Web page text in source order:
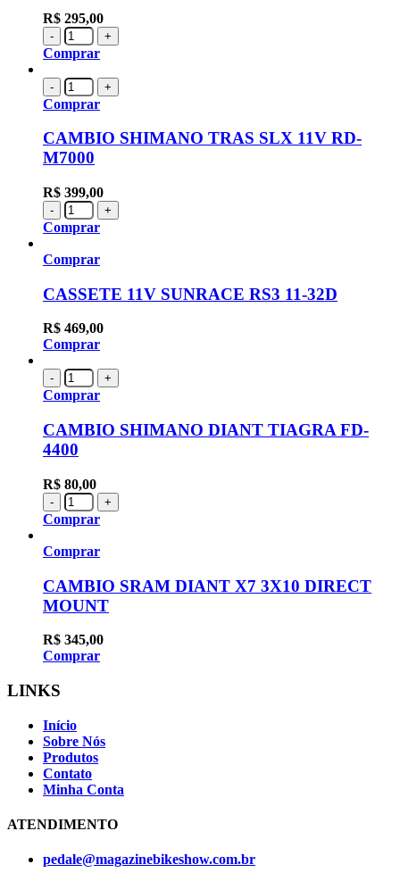
R$ 295,00
- +
Comprar
- +
Comprar
CAMBIO SHIMANO TRAS SLX 11V RD-
M7000
R$ 399,00
- +
Comprar
Comprar
CASSETE 11V SUNRACE RS3 11-32D
R$ 469,00
Comprar
- +
Comprar
CAMBIO SHIMANO DIANT TIAGRA FD-
4400
R$ 80,00
- +
Comprar
Comprar
CAMBIO SRAM DIANT X7 3X10 DIRECT
MOUNT
R$ 345,00
Comprar
LINKS
Início
Sobre Nós
Produtos
Contato
Minha Conta
ATENDIMENTO
pedale@magazinebikeshow.com.br